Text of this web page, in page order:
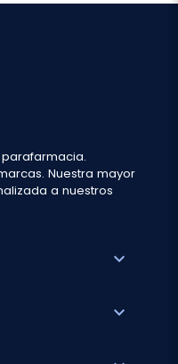
Nuestra mayor
a nuestros
expand_more
expand_more